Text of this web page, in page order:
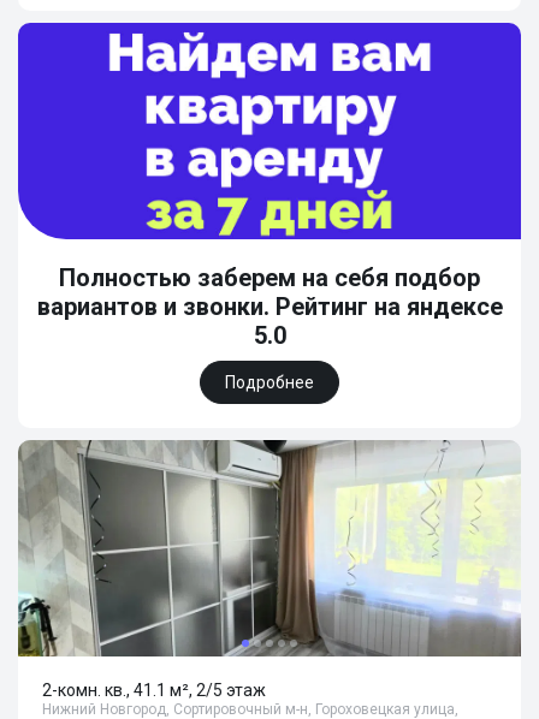
Полностью заберем на себя подбор
вариантов и звонки. Рейтинг на яндексе
5.0
Подробнее
2-комн. кв., 41.1 м², 2/5 этаж
Нижний Новгород, Сортировочный м-н, Гороховецкая улица,